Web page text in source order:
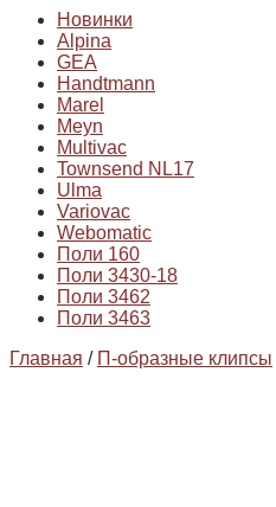
Новинки
Alpina
GEA
Handtmann
Marel
Meyn
Multivac
Townsend NL17
Ulma
Variovac
Webomatic
Поли 160
Поли 3430-18
Поли 3462
Поли 3463
Главная / П-образные клипсы